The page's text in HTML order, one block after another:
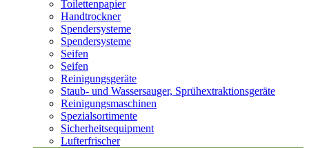
Toilettenpapier
Handtrockner
Spendersysteme
Spendersysteme
Seifen
Seifen
Reinigungsgeräte
Staub- und Wassersauger, Sprühextraktionsgeräte
Reinigungsmaschinen
Spezialsortimente
Sicherheitsequipment
Lufterfrischer